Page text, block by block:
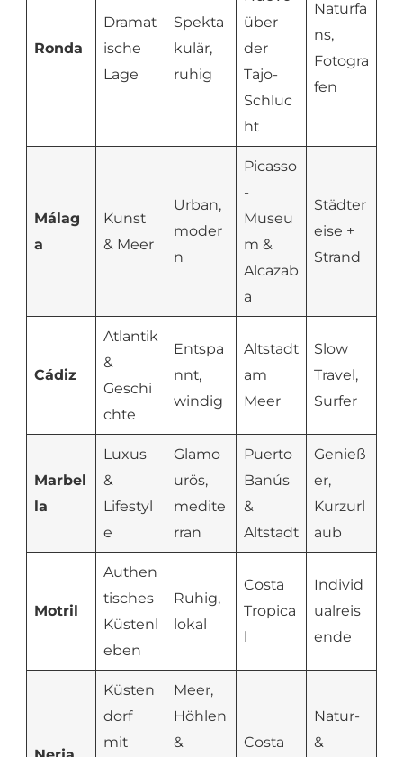
Ronda
Dramat
ische
Lage
Spekta
kulär,
ruhig
über
der
Tajo-
Schluc
ht
Naturfa
ns,
Fotogra
fen
Málag
a
Kunst
& Meer
Urban,
moder
n
Picasso
-
Museu
m &
Alcazab
a
Städter
eise +
Strand
Cádiz
Atlantik
&
Geschi
chte
Entspa
nnt,
windig
Altstadt
am
Meer
Slow
Travel,
Surfer
Marbel
la
Luxus
&
Lifestyl
e
Glamo
urös,
medite
rran
Puerto
Banús
&
Altstadt
Genieß
er,
Kurzurl
aub
Motril
Authen
tisches
Küstenl
eben
Ruhig,
lokal
Costa
Tropica
Individ
ualreis
ende
Küsten
dorf
mit
Meer,
Höhlen
&
Costa
Natur-
&